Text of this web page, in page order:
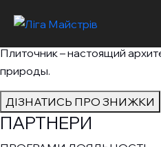
ПЛИТОЧНИК
Плиточник – настоящий
природы.
ДІЗНАТИСЬ ПРО ЗНИЖКИ
ПАРТНЕРИ